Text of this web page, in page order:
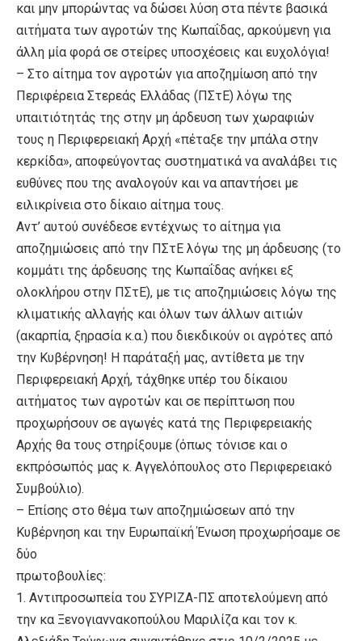
και μην μπορώντας να δώσει λύση στα πέντε βασικά
αιτήματα των αγροτών της Κωπαΐδας, αρκούμενη για
άλλη μία φορά σε στείρες υποσχέσεις και ευχολόγια!
– Στο αίτημα τον αγροτών για αποζημίωση από την
Περιφέρεια Στερεάς Ελλάδας (ΠΣτΕ) λόγω της
υπαιτιότητάς της στην μη άρδευση των χωραφιών
τους η Περιφερειακή Αρχή «πέταξε την μπάλα στην
κερκίδα», αποφεύγοντας συστηματικά να αναλάβει τις
ευθύνες που της αναλογούν και να απαντήσει με
ειλικρίνεια στο δίκαιο αίτημα τους.
Αντ’ αυτού συνέδεσε εντέχνως το αίτημα για
αποζημιώσεις από την ΠΣτΕ λόγω της μη άρδευσης (το
κομμάτι της άρδευσης της Κωπαΐδας ανήκει εξ
ολοκλήρου στην ΠΣτΕ), με τις αποζημιώσεις λόγω της
κλιματικής αλλαγής και όλων των άλλων αιτιών
(ακαρπία, ξηρασία κ.α.) που διεκδικούν οι αγρότες από
την Κυβέρνηση! Η παράταξή μας, αντίθετα με την
Περιφερειακή Αρχή, τάχθηκε υπέρ του δίκαιου
αιτήματος των αγροτών και σε περίπτωση που
προχωρήσουν σε αγωγές κατά της Περιφερειακής
Αρχής θα τους στηρίξουμε (όπως τόνισε και ο
εκπρόσωπός μας κ. Αγγελόπουλος στο Περιφερειακό
Συμβούλιο).
– Επίσης στο θέμα των αποζημιώσεων από την
Κυβέρνηση και την Ευρωπαϊκή Ένωση προχωρήσαμε σε
δύο
πρωτοβουλίες:
1. Αντιπροσωπεία του ΣΥΡΙΖΑ-ΠΣ αποτελούμενη από
την κα Ξενογιαννακοπούλου Μαριλίζα και τον κ.